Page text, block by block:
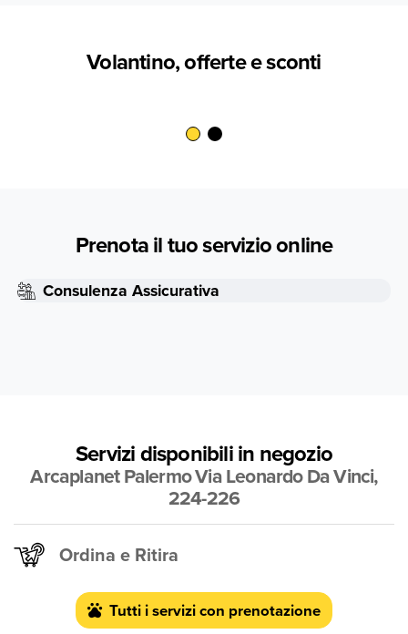
Volantino, offerte e sconti
Prenota il tuo servizio online
Consulenza Assicurativa
Servizi disponibili in negozio
Arcaplanet Palermo Via Leonardo Da Vinci,
224-226
Ordina e Ritira
Tutti i servizi con prenotazione